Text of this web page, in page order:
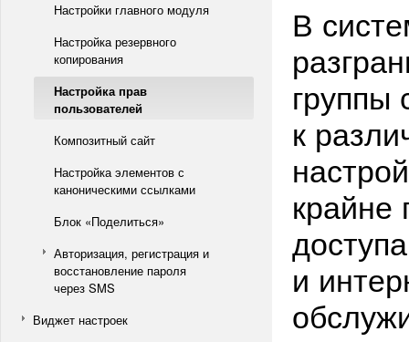
Настройки главного модуля
Настройка резервного
копирования
Настройка прав
пользователей
Композитный сайт
Настройка элементов с
каноническими ссылками
Блок «Поделиться»
Авторизация, регистрация и
восстановление пароля
через SMS
Виджет настроек
В
группы
к
крайне
и